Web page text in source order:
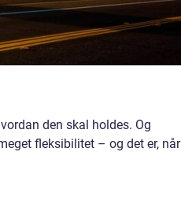
den skal holdes. Og
fleksibilitet – og det er, når